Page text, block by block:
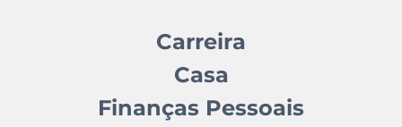
Carreira
Casa
Finanças Pessoais